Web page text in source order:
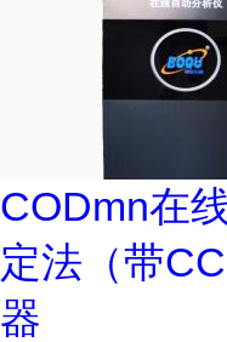
CODmn在
定法（带
器